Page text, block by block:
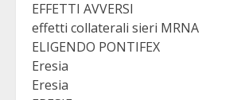
EFFETTI AVVERSI
effetti collaterali sieri MRNA
ELIGENDO PONTIFEX
Eresia
Eresia